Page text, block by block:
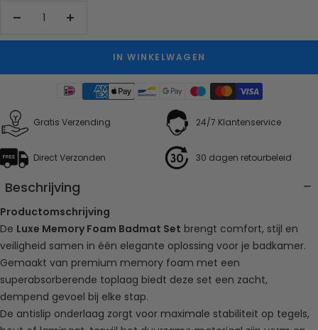
Aantal
verlagen
Aantal
verhogen
IN WINKELWAGEN
Gratis Verzending 24/7 Klantenservice
Direct Verzonden 30 dagen retourbeleid
Beschrijving
Productomschrijving
De Luxe Memory Foam Badmat Set brengt comfort, stijl en
veiligheid samen in één elegante oplossing voor je badkamer.
Gemaakt van premium memory foam met een
superabsorberende toplaag biedt deze set een zacht,
dempend gevoel bij elke stap.
De antislip onderlaag zorgt voor maximale stabiliteit op tegels,